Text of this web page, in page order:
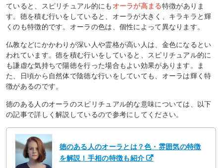
ていると、スピリチュアル的にも オーラが高まる特徴がありま
す。徳を積む行いをしていると、オーラが大きく、キラキラと輝
くのも特徴的です。オーラの色は、個性によって異なります。
仏教などにかかわりが深い人や霊格が高い人は、金色になるとい
われています。徳を積む行いをしていると、スピリチュアル的に
も謙虚な気持ちで陽徳を行った場合もよい効果があります。ま
た、日頃から自然体で陰徳な行いをしていても、オーラは輝く特
徴があるのです。
徳のある人のオーラのスピリチュアル的な意味については、以下
の記事で詳しく解説しているので参考にしてください。
徳のある人のオーラとは？色・雰囲気の特徴
を解説！手相の特徴も紹介